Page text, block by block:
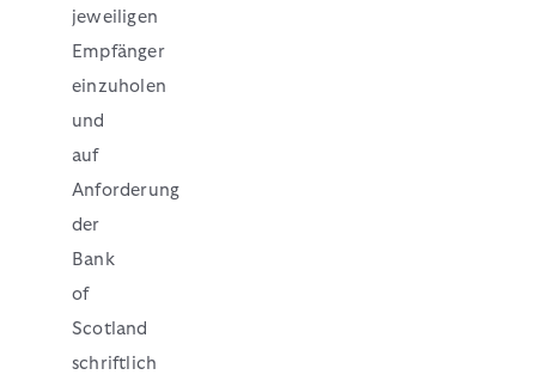
jeweiligen
Empfänger
einzuholen
und
auf
Anforderung
der
Bank
of
Scotland
schriftlich